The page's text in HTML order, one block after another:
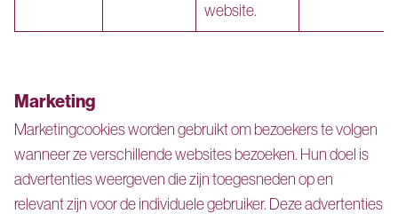
website.
Marketing
Marketingcookies worden gebruikt om bezoekers te volgen
wanneer ze verschillende websites bezoeken. Hun doel is
advertenties weergeven die zijn toegesneden op en
relevant zijn voor de individuele gebruiker. Deze advertenties